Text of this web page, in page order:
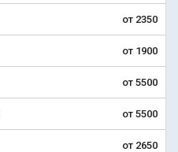
от 2350
от 1900
от 5500
от 5500
от 2650